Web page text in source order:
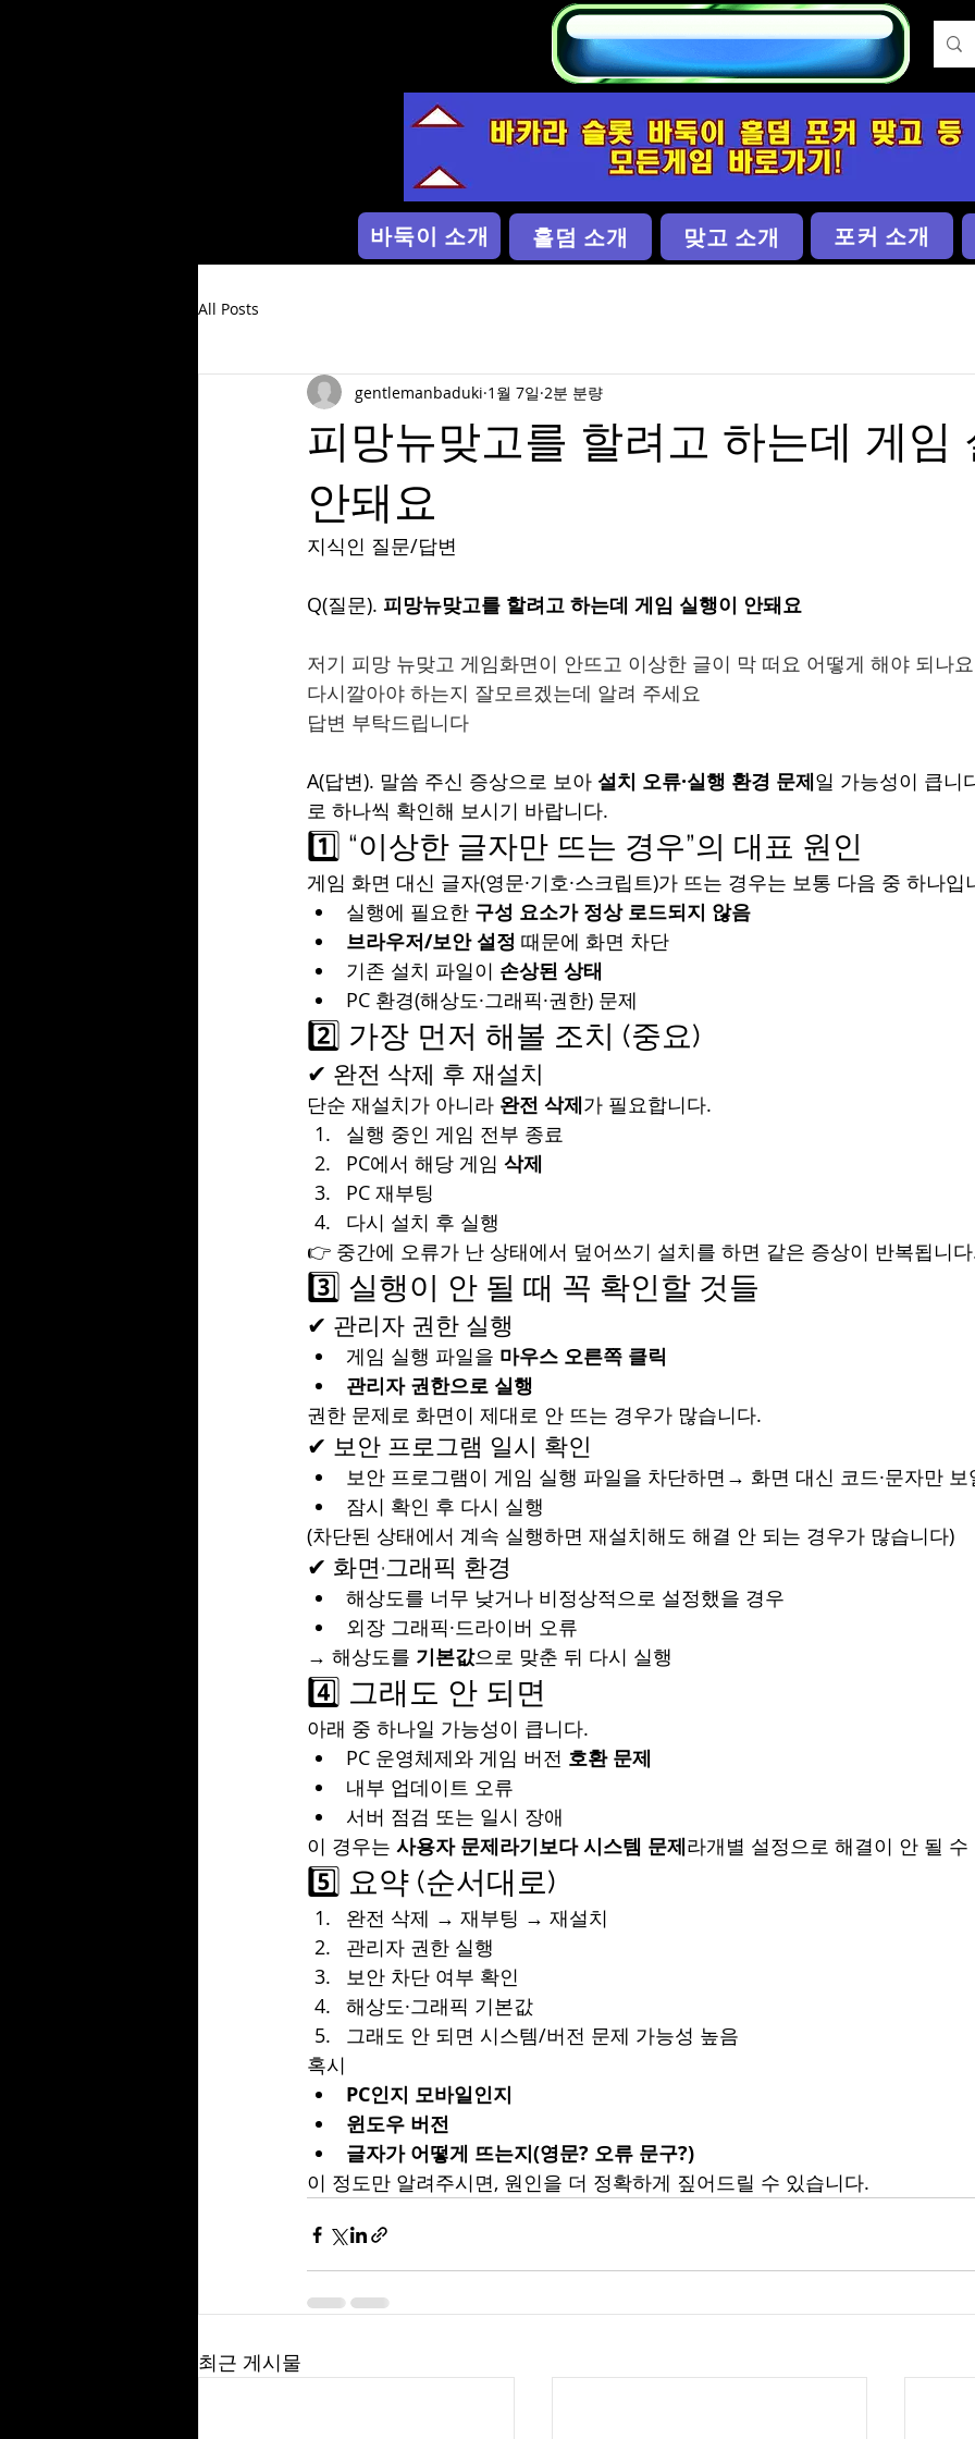
바둑이 소개 홀덤 소개 맞고 소개 포커 소개
All Posts
피망뉴맞고를 할려고 하는데 게임
안돼요
gentlemanbaduki 1월 7일 2분 분량
지식인 질문/답변
Q(질문). 피망뉴맞고를 할려고 하는데 게임 실행이 안돼요
저기 피망 뉴맞고 게임화면이 안뜨고 이상한 글이 막 떠요 어떻게 해야 되나요
다시깔아야 하는지 잘모르겠는데 알려 주세요
답변 부탁드립니다
A(답변). 말씀 주신 증상으로 보아 설치 오류·실행 환경 문제일 가능성이 큽니
로 하나씩 확인해 보시기 바랍니다.
1️⃣ “이상한 글자만 뜨는 경우”의 대표 원인
게임 화면 대신 글자(영문·기호·스크립트)가 뜨는 경우는 보통 다음 중 하나입
실행에 필요한 구성 요소가 정상 로드되지 않음
브라우저/보안 설정 때문에 화면 차단
기존 설치 파일이 손상된 상태
PC 환경(해상도·그래픽·권한) 문제
2️⃣ 가장 먼저 해볼 조치 (중요)
✔ 완전 삭제 후 재설치
단순 재설치가 아니라 완전 삭제가 필요합니다.
실행 중인 게임 전부 종료
PC에서 해당 게임 삭제
PC 재부팅
다시 설치 후 실행
👉 중간에 오류가 난 상태에서 덮어쓰기 설치를 하면 같은 증상이 반복됩니
3️⃣ 실행이 안 될 때 꼭 확인할 것들
✔ 관리자 권한 실행
게임 실행 파일을 마우스 오른쪽 클릭
관리자 권한으로 실행
권한 문제로 화면이 제대로 안 뜨는 경우가 많습니다.
✔ 보안 프로그램 일시 확인
보안 프로그램이 게임 실행 파일을 차단하면→ 화면 대신 코드·문자만
잠시 확인 후 다시 실행
(차단된 상태에서 계속 실행하면 재설치해도 해결 안 되는 경우가 많습니다)
✔ 화면·그래픽 환경
해상도를 너무 낮거나 비정상적으로 설정했을 경우
외장 그래픽·드라이버 오류
→ 해상도를 기본값으로 맞춘 뒤 다시 실행
4️⃣ 그래도 안 되면
아래 중 하나일 가능성이 큽니다.
PC 운영체제와 게임 버전 호환 문제
내부 업데이트 오류
서버 점검 또는 일시 장애
이 경우는 사용자 문제라기보다 시스템 문제라개별 설정으로 해결이 안 될
5️⃣ 요약 (순서대로)
완전 삭제 → 재부팅 → 재설치
관리자 권한 실행
보안 차단 여부 확인
해상도·그래픽 기본값
그래도 안 되면 시스템/버전 문제 가능성 높음
혹시
PC인지 모바일인지
윈도우 버전
글자가 어떻게 뜨는지(영문? 오류 문구?)
이 정도만 알려주시면, 원인을 더 정확하게 짚어드릴 수 있습니다.
최근 게시물